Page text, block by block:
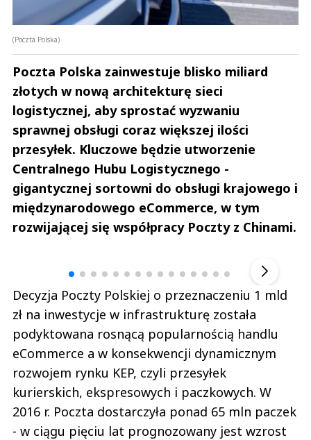
(Poczta Polska)
Poczta Polska zainwestuje blisko miliard
złotych w nową architekturę sieci
logistycznej, aby sprostać wyzwaniu
sprawnej obsługi coraz większej ilości
przesyłek. Kluczowe będzie utworzenie
Centralnego Hubu Logistycznego -
gigantycznej sortowni do obsługi krajowego i
międzynarodowego eCommerce, w tym
rozwijającej się współpracy Poczty z Chinami.
Decyzja Poczty Polskiej o przeznaczeniu 1 mld
zł na inwestycje w infrastrukturę została
podyktowana rosnącą popularnością handlu
eCommerce a w konsekwencji dynamicznym
rozwojem rynku KEP, czyli przesyłek
kurierskich, ekspresowych i paczkowych. W
2016 r. Poczta dostarczyła ponad 65 mln paczek
- w ciągu pięciu lat prognozowany jest wzrost